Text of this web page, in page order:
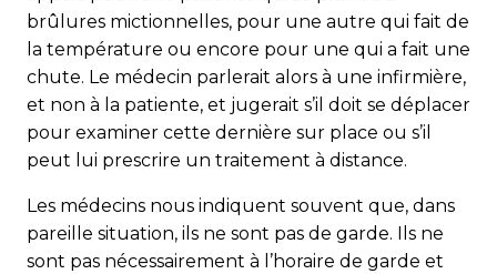
brûlures mictionnelles, pour une autre qui fait de
la température ou encore pour une qui a fait une
chute. Le médecin parlerait alors à une infirmière,
et non à la patiente, et jugerait s’il doit se déplacer
pour examiner cette dernière sur place ou s’il
peut lui prescrire un traitement à distance.
Les médecins nous indiquent souvent que, dans
pareille situation, ils ne sont pas de garde. Ils ne
sont pas néces­sairement à l’horaire de garde et